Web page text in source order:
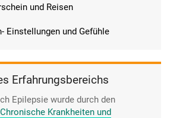
und Reisen
Einstellungen und Gefühle
Erfahrungsbereichs
Epilepsie wurde durch den
Chronische Krankheiten und